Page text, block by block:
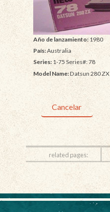
Año de lanzamiento: 1980
País:Australia
Series: 1-75 Series#: 78
Model Name:Datsun 280 ZX
Cancelar
related pages: